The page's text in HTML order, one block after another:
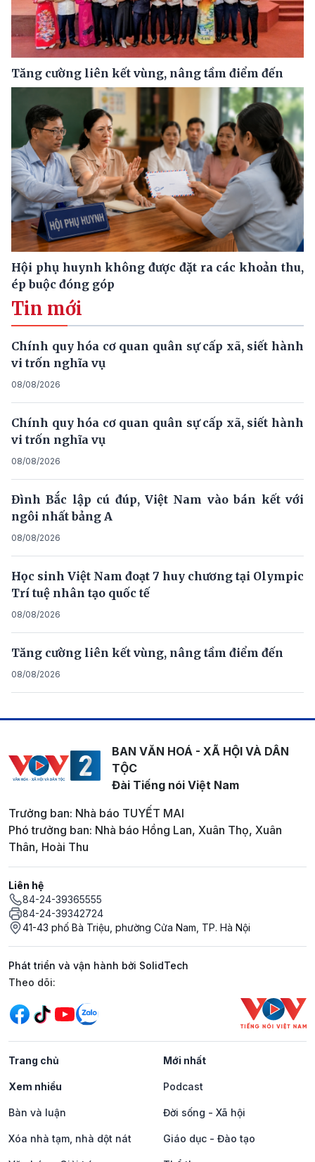
Tăng cường liên kết vùng, nâng tầm điểm đến
Hội phụ huynh không được đặt ra các khoản thu,
ép buộc đóng góp
Tin mới
Chính quy hóa cơ quan quân sự cấp xã, siết hành
vi trốn nghĩa vụ
08/08/2026
Chính quy hóa cơ quan quân sự cấp xã, siết hành
vi trốn nghĩa vụ
08/08/2026
Đình Bắc lập cú đúp, Việt Nam vào bán kết với
ngôi nhất bảng A
08/08/2026
Học sinh Việt Nam đoạt 7 huy chương tại Olympic
Trí tuệ nhân tạo quốc tế
08/08/2026
Tăng cường liên kết vùng, nâng tầm điểm đến
08/08/2026
BAN VĂN HOÁ - XÃ HỘI VÀ DÂN
TỘC
Đài Tiếng nói Việt Nam
Trưởng ban: Nhà báo TUYẾT MAI
Phó trưởng ban: Nhà báo Hồng Lan, Xuân Thọ, Xuân
Thân, Hoài Thu
Liên hệ
84-24-39365555
84-24-39342724
41-43 phố Bà Triệu, phường Cửa Nam, TP. Hà Nội
Phát triển và vận hành bởi SolidTech
Mạng xã hội
Theo dõi:
Trang chủ Mới nhất
Xem nhiều Podcast
Bàn và luận Đời sống - Xã hội
Xóa nhà tạm, nhà dột nát Giáo dục - Đào tạo